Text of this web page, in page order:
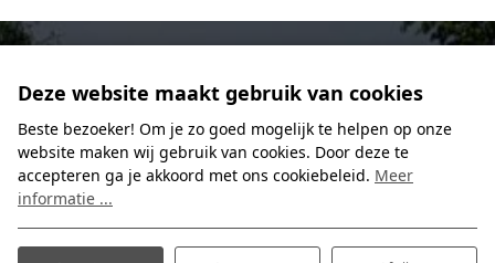
Deze website maakt gebruik van cookies
Beste bezoeker! Om je zo goed mogelijk te helpen op onze
website maken wij gebruik van cookies. Door deze te
accepteren ga je akkoord met ons cookiebeleid. Meer
informatie ...